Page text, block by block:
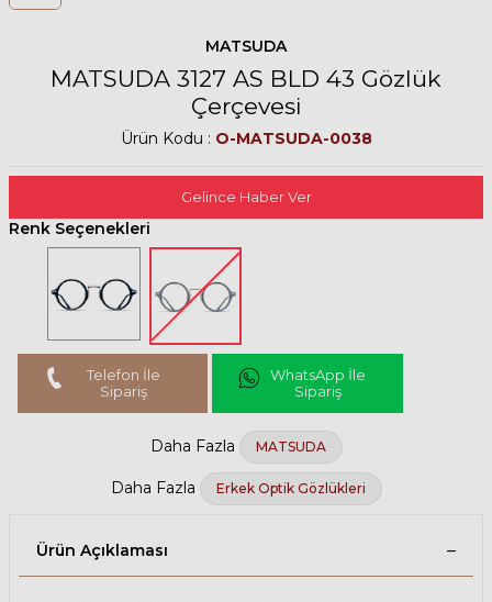
MATSUDA
MATSUDA 3127 AS BLD 43 Gözlük
Çerçevesi
Ürün Kodu : O-MATSUDA-0038
Gelince Haber Ver
Renk Seçenekleri
Telefon İle
Sipariş
WhatsApp İle
Sipariş
Daha Fazla MATSUDA
Daha Fazla Erkek Optik Gözlükleri
Ürün Açıklaması